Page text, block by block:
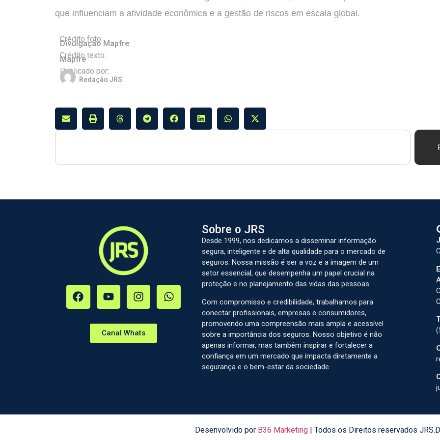
que influenciam a atividade econômica e a gestão de riscos em escala global.
Crédito foto:
Divulgação Mapfre
Crédito texto:
Mapfre
Publicado por:
Redação JRS
Canal Whats
Sobre o JRS
Desde 1999, nos dedicamos a disseminar informação
segura, inteligente e de alta qualidade para o mercado de
seguros. Nossa missão é ser a voz e a imagem de um
setor essencial, que desempenha um papel crucial na
proteção e no planejamento das vidas das pessoas.
Com compromisso e credibilidade, trabalhamos para
conectar profissionais, empresas e consumidores,
promovendo uma compreensão mais ampla e acessível
sobre a importância dos seguros. Nosso objetivo é não
apenas informar, mas também inspirar e fortalecer a
confiança em um mercado que impacta diretamente a
segurança e o bem-estar da sociedade.
Desenvolvido por B36 Marketing| Todos os Direitos reservados